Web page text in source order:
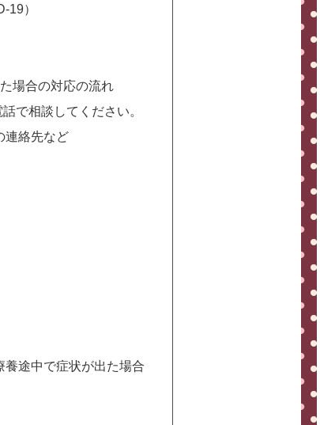
19）
場合の対応の流れ
で相談してください。
連絡先など
途中で症状が出た場合